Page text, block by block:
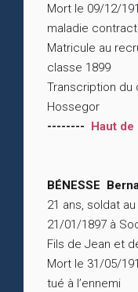
Mort le 09/12/
maladie
Matricule au
classe 1899
Transcription
Hossegor
-------- Haut de
BÉNESSE
21 ans, soldat
21/01/1897 à
Fils de Jean et
Mort le 31/05/
tué à l’ennemi